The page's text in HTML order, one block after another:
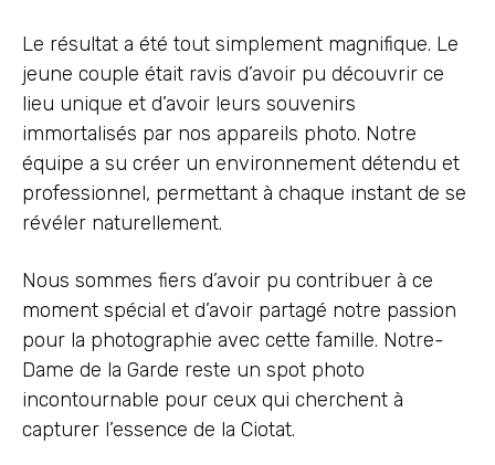
Le résultat a été tout simplement magnifique. Le
jeune couple était ravis d’avoir pu découvrir ce
lieu unique et d’avoir leurs souvenirs
immortalisés par nos appareils photo. Notre
équipe a su créer un environnement détendu et
professionnel, permettant à chaque instant de se
révéler naturellement.
Nous sommes fiers d’avoir pu contribuer à ce
moment spécial et d’avoir partagé notre passion
pour la photographie avec cette famille. Notre-
Dame de la Garde reste un spot photo
incontournable pour ceux qui cherchent à
capturer l’essence de la Ciotat.